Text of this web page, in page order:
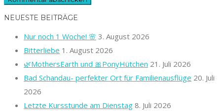
NEUESTE BEITRÄGE
Nur noch 1 Woche! 🌸 3. August 2026
Bitterliebe 1. August 2026
🌿MothersEarth und 🎀PonyHütchen 21. Juli 2026
Bad Schandau- perfekter Ort für Familienausflüge 20. Juli
2026
Letzte Kursstunde am Dienstag 8. Juli 2026